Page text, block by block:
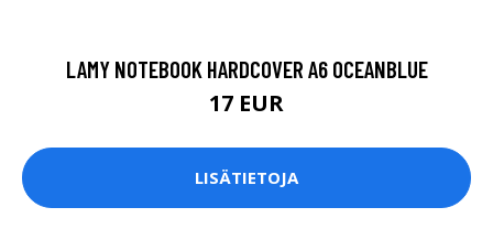
LAMY NOTEBOOK HARDCOVER A6 OCEANBLUE
17 EUR
LISÄTIETOJA